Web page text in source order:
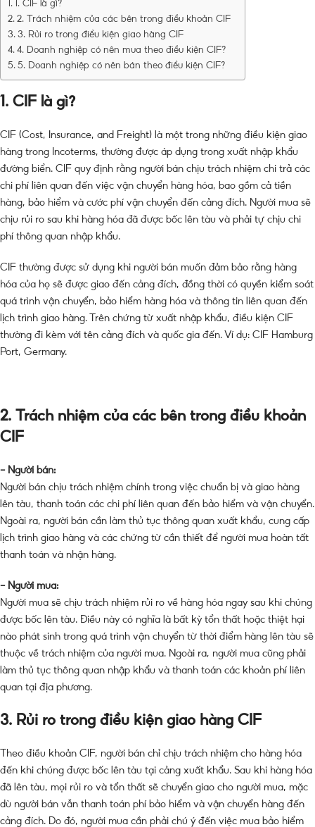
1. CIF là gì?
2. Trách nhiệm của các bên trong điều khoản CIF
3. Rủi ro trong điều kiện giao hàng CIF
4. Doanh nghiệp có nên mua theo điều kiện CIF?
5. Doanh nghiệp có nên bán theo điều kiện CIF?
1. CIF là gì?
CIF (Cost, Insurance, and Freight) là một trong những điều kiện giao
hàng trong Incoterms, thường được áp dụng trong xuất nhập khẩu
đường biển. CIF quy định rằng người bán chịu trách nhiệm chi trả các
chi phí liên quan đến việc vận chuyển hàng hóa, bao gồm cả tiền
hàng, bảo hiểm và cước phí vận chuyển đến cảng đích. Người mua sẽ
chịu rủi ro sau khi hàng hóa đã được bốc lên tàu và phải tự chịu chi
phí thông quan nhập khẩu.
CIF thường được sử dụng khi người bán muốn đảm bảo rằng hàng
hóa của họ sẽ được giao đến cảng đích, đồng thời có quyền kiểm soát
quá trình vận chuyển, bảo hiểm hàng hóa và thông tin liên quan đến
lịch trình giao hàng. Trên chứng từ xuất nhập khẩu, điều kiện CIF
thường đi kèm với tên cảng đích và quốc gia đến. Ví dụ: CIF Hamburg
Port, Germany.
2. Trách nhiệm của các bên trong điều khoản
CIF
– Người bán:
Người bán chịu trách nhiệm chính trong việc chuẩn bị và giao hàng
lên tàu, thanh toán các chi phí liên quan đến bảo hiểm và vận chuyển.
Ngoài ra, người bán cần làm thủ tục thông quan xuất khẩu, cung cấp
lịch trình giao hàng và các chứng từ cần thiết để người mua hoàn tất
thanh toán và nhận hàng.
– Người mua:
Người mua sẽ chịu trách nhiệm rủi ro về hàng hóa ngay sau khi chúng
được bốc lên tàu. Điều này có nghĩa là bất kỳ tổn thất hoặc thiệt hại
nào phát sinh trong quá trình vận chuyển từ thời điểm hàng lên tàu sẽ
thuộc về trách nhiệm của người mua. Ngoài ra, người mua cũng phải
làm thủ tục thông quan nhập khẩu và thanh toán các khoản phí liên
quan tại địa phương.
3. Rủi ro trong điều kiện giao hàng CIF
Theo điều khoản CIF, người bán chỉ chịu trách nhiệm cho hàng hóa
đến khi chúng được bốc lên tàu tại cảng xuất khẩu. Sau khi hàng hóa
đã lên tàu, mọi rủi ro và tổn thất sẽ chuyển giao cho người mua, mặc
dù người bán vẫn thanh toán phí bảo hiểm và vận chuyển hàng đến
cảng đích. Do đó, người mua cần phải chú ý đến việc mua bảo hiểm